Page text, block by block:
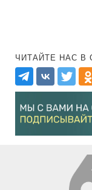
ЧИТАЙТЕ НАС В